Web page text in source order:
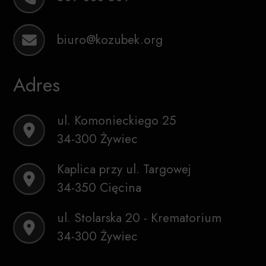
biuro@kozubek.org
Adres
ul. Komonieckiego 25
34-300 Żywiec
Kaplica przy ul. Targowej
34-350 Cięcina
ul. Stolarska 20 - Krematorium
34-300 Żywiec